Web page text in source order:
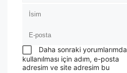
Daha sonraki yorumlarımda
kullanılması için adım, e-posta
adresim ve site adresim bu